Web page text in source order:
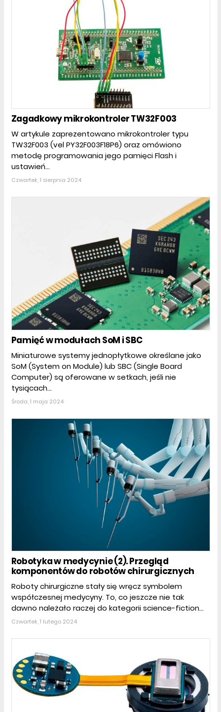
Zagadkowy mikrokontroler TW32F003
W artykule zaprezentowano mikrokontroler typu
TW32F003 (vel PY32F003F18P6) oraz omówiono
metodę programowania jego pamięci Flash i
ustawień...
Czwartek, 1 sierpnia 2024
Pamięć w modułach SoM i SBC
Miniaturowe systemy jednopłytkowe określane jako
SoM (System on Module) lub SBC (Single Board
Computer) są oferowane w setkach, jeśli nie
tysiącach...
Środa, 1 maja 2024
Robotyka w medycynie (2). Przegląd
komponentów do robotów chirurgicznych
Roboty chirurgiczne stały się wręcz symbolem
współczesnej medycyny. To, co jeszcze nie tak
dawno należało raczej do kategorii science-fiction...
Czwartek, 1 lutego 2024